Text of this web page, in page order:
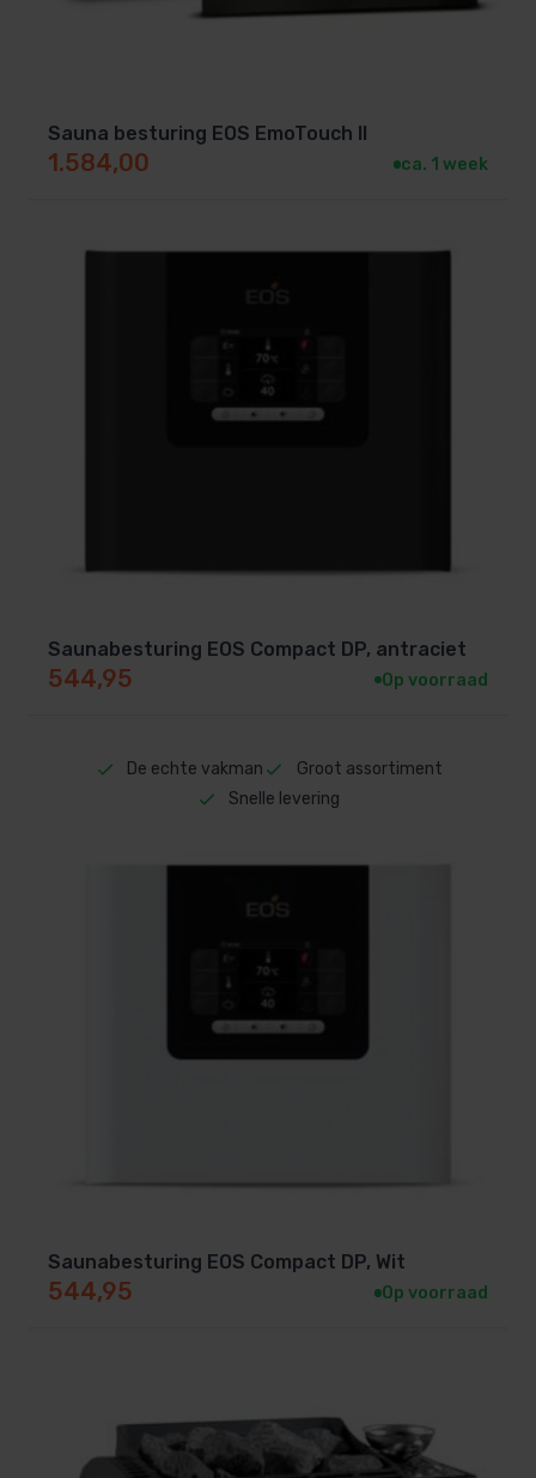
Sauna besturing EOS EmoTouch II
1.584,00 ca. 1 week
Saunabesturing EOS Compact DP, antraciet
544,95 Op voorraad
De echte vakman
Groot assortiment
Snelle levering
Saunabesturing EOS Compact DP, Wit
544,95 Op voorraad